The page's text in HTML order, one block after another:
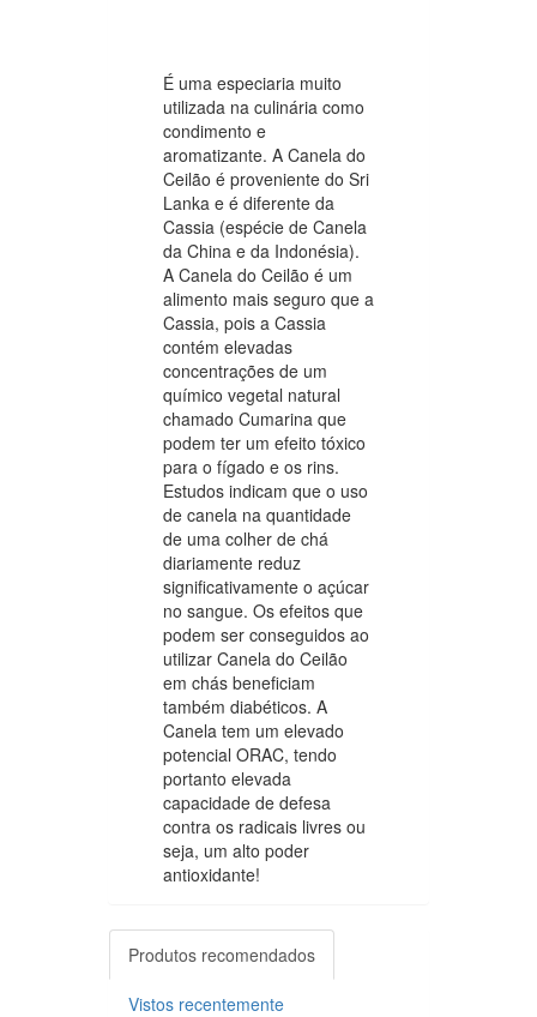
É uma especiaria muito
utilizada na culinária como
condimento e
aromatizante. A Canela do
Ceilão é proveniente do Sri
Lanka e é diferente da
Cassia (espécie de Canela
da China e da Indonésia).
A Canela do Ceilão é um
alimento mais seguro que a
Cassia, pois a Cassia
contém elevadas
concentrações de um
químico vegetal natural
chamado Cumarina que
podem ter um efeito tóxico
para o fígado e os rins.
Estudos indicam que o uso
de canela na quantidade
de uma colher de chá
diariamente reduz
significativamente o açúcar
no sangue. Os efeitos que
podem ser conseguidos ao
utilizar Canela do Ceilão
em chás beneficiam
também diabéticos. A
Canela tem um elevado
potencial ORAC, tendo
portanto elevada
capacidade de defesa
contra os radicais livres ou
seja, um alto poder
antioxidante!
Produtos recomendados
Vistos recentemente